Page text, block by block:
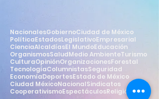
NacionalesGobiernoCiudad de México
PolíticaEstadosLegislativoEmpresarial
CienciaAlcaldíasEl MundoEducación
OrganismosSaludMedio AmbienteTurismo
CulturaOpiniónOrganizacionesForestal
TecnologíaColumnistasSeguridad
EconomíaDeportesEstado de México
Ciudad MéxicoNacionalSindicatos
CooperativismoEspectáculosReligión Estilo